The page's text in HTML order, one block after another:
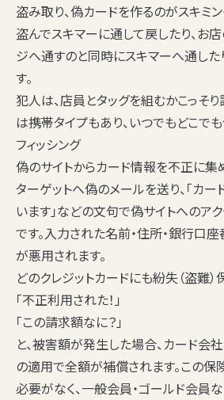
盗み取り、偽カードを作るのがスキミ
盗んでスキマーに通して戻したり、お
ジへ通すのと同時にスキマーへ通した
す。
犯人は、店員とタッグを組むかこっそり
は携帯タイプもあり、いつでもどこで
フィッシング
偽のサイトからカード情報を不正に集
ターゲットへ偽のメールを送り、「カ
います」などの文句で偽サイトへのア
です。入力された名前・住所・銀行口
が悪用されます。
どのクレジットカードにも紛失（盗難
「不正利用された！」
「この請求額なに？」
と、被害額が発生した場合、カード会
の適用で全額が補償されます。この
必要がなく、一般会員・ゴールド会員